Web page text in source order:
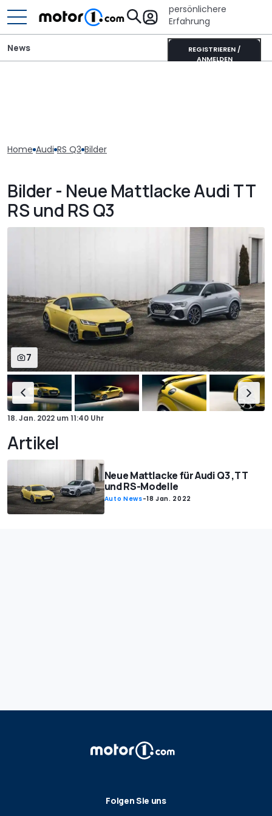
persönlichere
Erfahrung
REGISTRIEREN /
ANMELDEN
News
Home Audi RS Q3 Bilder
Bilder - Neue Mattlacke Audi TT
RS und RS Q3
7
18. Jan. 2022 um11:40 Uhr
Artikel
Neue Mattlacke für Audi Q3 ,TT
und RS-Modelle
Auto News-18 Jan. 2022
Folgen Sie uns